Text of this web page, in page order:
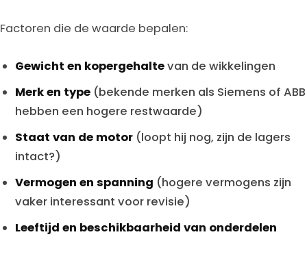
Factoren die de waarde bepalen:
Gewicht en kopergehaltevan de wikkelingen
Merk en type (bekende merken als Siemens of ABB
hebben een hogere restwaarde)
Staat van de motor (loopt hij nog, zijn de lagers
intact?)
Vermogen en spanning (hogere vermogens zijn
vaker interessant voor revisie)
Leeftijd en beschikbaarheid van onderdelen